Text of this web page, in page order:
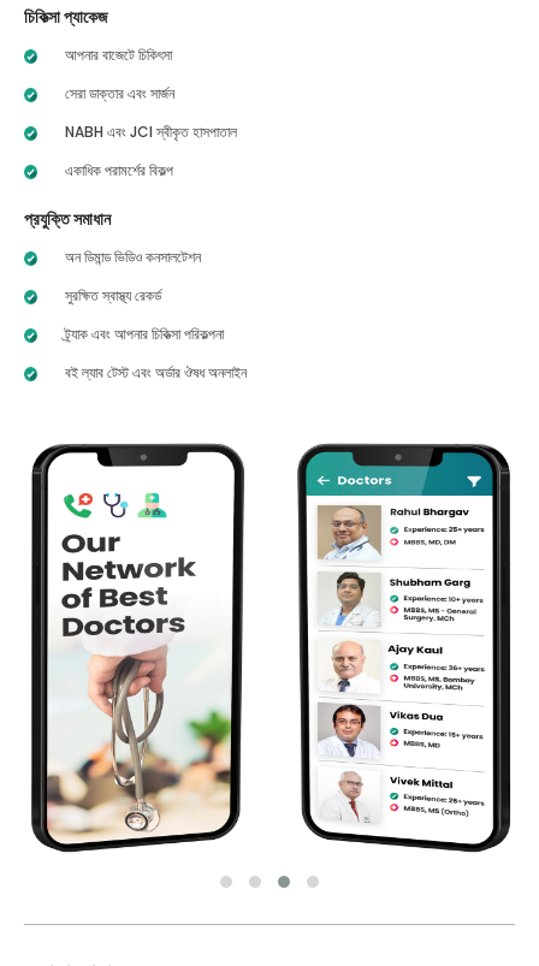
চিকিত্সা প্যাকেজ
আপনার বাজেটে চিকিৎসা
সেরা ডাক্তার এবং সার্জন
NABH এবং JCI স্বীকৃত হাসপাতাল
একাধিক পরামর্শের বিকল্প
প্রযুক্তি সমাধান
অন ডিমান্ড ভিডিও কনসালটেশন
সুরক্ষিত স্বাস্থ্য রেকর্ড
ট্র্যাক এবং আপনার চিকিত্সা পরিকল্পনা
বই ল্যাব টেস্ট এবং অর্ডার ঔষধ অনলাইন